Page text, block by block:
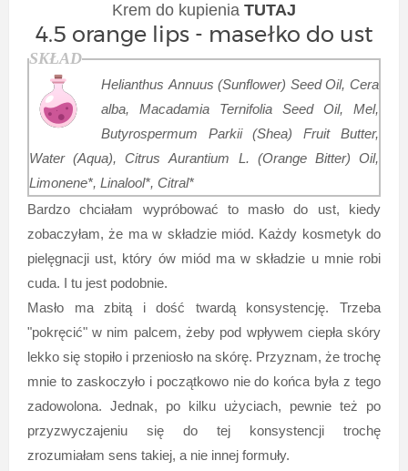
Krem do kupienia TUTAJ
4.5 orange lips - masełko do ust
SKŁAD
Helianthus Annuus (Sunflower) Seed Oil, Cera
alba, Macadamia Ternifolia Seed Oil, Mel,
Butyrospermum Parkii (Shea) Fruit Butter,
Water (Aqua), Citrus Aurantium L. (Orange Bitter) Oil,
Limonene*, Linalool*, Citral*
Bardzo chciałam wypróbować to masło do ust, kiedy
zobaczyłam, że ma w składzie miód. Każdy kosmetyk do
pielęgnacji ust, który ów miód ma w składzie u mnie robi
cuda. I tu jest podobnie.
Masło ma zbitą i dość twardą konsystencję. Trzeba
"pokręcić" w nim palcem, żeby pod wpływem ciepła skóry
lekko się stopiło i przeniosło na skórę. Przyznam, że trochę
mnie to zaskoczyło i początkowo nie do końca była z tego
zadowolona. Jednak, po kilku użyciach, pewnie też po
przyzwyczajeniu się do tej konsystencji trochę
zrozumiałam sens takiej, a nie innej formuły.